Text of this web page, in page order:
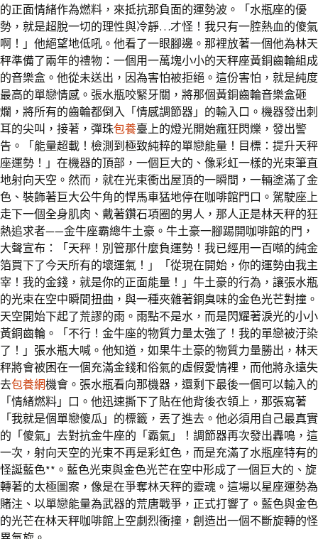
的正面情緒作為燃料，來抵抗那負面的運勢波。「水瓶座的優
勢，就是超脫一切的理性與冷靜…才怪！我只有一腔熱血的傻氣
啊！」他絕望地低吼。他看了一眼腳邊。那裡放著一個他為林天
秤準備了兩年的禮物：一個用一萬塊小小的天秤座黃銅齒輪組成
的音樂盒。他從未送出，因為害怕被拒絕。這份害怕，就是純度
最高的單戀情感。張水瓶咬緊牙關，將那個黃銅齒輪音樂盒砸
爛，將所有的齒輪都倒入「情感調節器」的輸入口。機器發出刺
耳的尖叫，接著，彈珠包養臺上的燈光開始瘋狂閃爍，發出警
告。「能量超載！檢測到極致純粹的單戀能量！目標：提升天秤
座運勢！」在機器的頂部，一個巨大的、像彩虹一樣的光束筆直
地射向天空。然而，就在光束衝出屋頂的一瞬間，一輛塗滿了金
色、裝飾著巨大公牛角的悍馬車猛地停在咖啡館門口。駕駛座上
走下一個全身肌肉、戴著鑽石項圈的男人，那人正是林天秤的狂
熱追求者——金牛座霸總牛土豪。牛土豪一腳踢開咖啡館的門，
大聲宣布：「天秤！別管那什麼負運勢！我已經用一百噸的純金
箔買下了今天所有的壞運氣！」「從現在開始，你的運勢由我主
宰！我的金錢，就是你的正面能量！」牛土豪的行為，讓張水瓶
的光束在空中瞬間扭曲，與一種夾雜著銅臭味的金色光芒對撞。
天空開始下起了荒謬的雨。雨點不是水，而是閃耀著淚光的小小
黃銅齒輪。「不行！金牛座的物質力量太強了！我的單戀被汙染
了！」張水瓶大喊。他知道，如果牛土豪的物質力量勝出，林天
秤將會被困在一個充滿金錢和俗氣的虛假愛情裡，而他將永遠失
去包養網機會。張水瓶看向那機器，還剩下最後一個可以輸入的
「情緒燃料」口。他迅速撕下了貼在他背後衣領上，那張寫著
「我就是個單戀傻瓜」的標籤，丟了進去。他必須用自己最真實
的「傻氣」去對抗金牛座的「霸氣」！調節器再次發出轟鳴，這
一次，射向天空的光束不再是彩虹色，而是充滿了水瓶座特有的
怪誕藍色**。藍色光束與金色光芒在空中形成了一個巨大的、旋
轉著的太極圖案，像是在爭奪林天秤的靈魂。這場以星座運勢為
賭注、以單戀能量為武器的荒唐戰爭，正式打響了。藍色與金色
的光芒在林天秤咖啡館上空劇烈衝撞，創造出一個不斷旋轉的怪